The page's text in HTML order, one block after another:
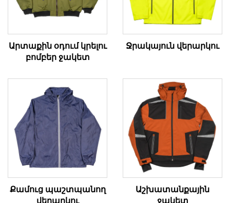
Արտաքին օդում կրելու
բոմբեր ջակետ
Ջրակայուն վերարկու
Քամուց պաշտպանող
վերարկու
Աշխատանքային
ջակետ